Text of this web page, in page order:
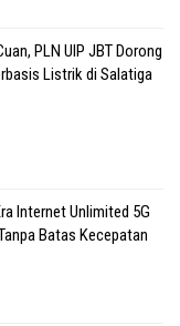
PLN UIP JBT Dorong
Listrik di Salatiga
Internet Unlimited 5G
Batas Kecepatan